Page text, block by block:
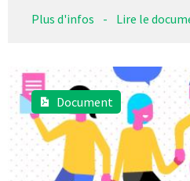
Plus d'infos - Lire le
Document